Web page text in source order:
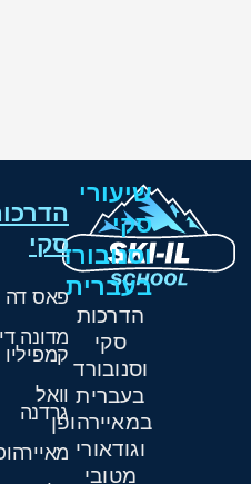
שיעורי
סקי
וסנובורד
בעברית
הדרכות
סקי
וסנובורד
בעברית
במאיירהופן
וגודאורי
מטובי
סקי
פאס דה
מדונה די
קמפיליו
וואל
גרדנה